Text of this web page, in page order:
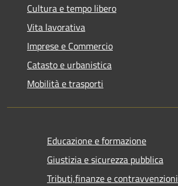
Cultura e tempo libero
Vita lavorativa
Imprese e Commercio
Catasto e urbanistica
Mobilità e trasporti
Educazione e formazione
Giustizia e sicurezza pubblica
Tributi,finanze e contravvenzioni